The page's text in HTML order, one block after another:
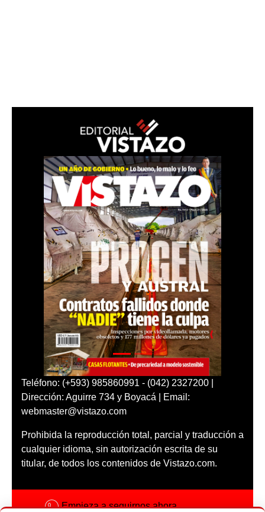
Teléfono: (+593) 985860991 - (042) 2327200 |
Dirección: Aguirre 734 y Boyacá | Email:
webmaster@vistazo.com
Prohibida la reproducción total, parcial y traducción a
cualquier idioma, sin autorización escrita de su
titular, de todos los contenidos de Vistazo.com.
Empieza a seguirnos ahora